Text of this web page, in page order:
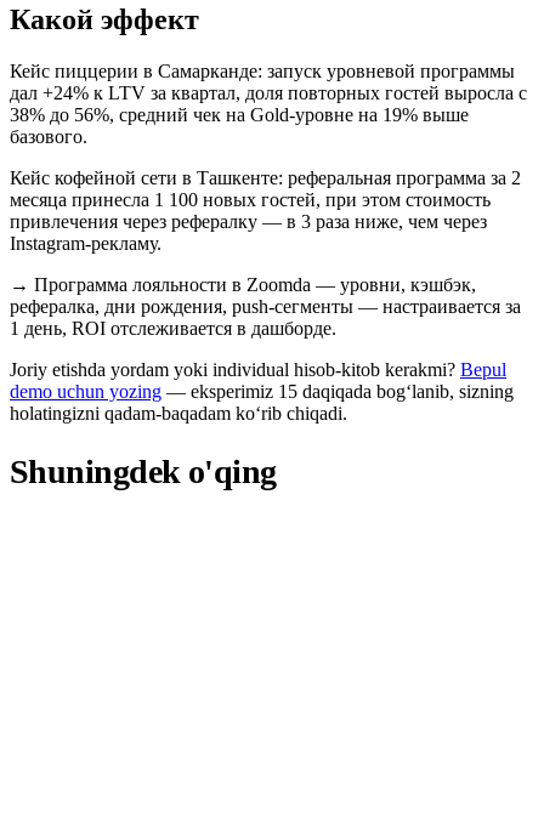
Какой эффект
Кейс пиццерии в Самарканде: запуск уровневой программы
дал +24% к LTV за квартал, доля повторных гостей выросла с
38% до 56%, средний чек на Gold-уровне на 19% выше
базового.
Кейс кофейной сети в Ташкенте: реферальная программа за 2
месяца принесла 1 100 новых гостей, при этом стоимость
привлечения через рефералку — в 3 раза ниже, чем через
Instagram-рекламу.
→ Программа лояльности в Zoomda — уровни, кэшбэк,
рефералка, дни рождения, push-сегменты — настраивается за
1 день, ROI отслеживается в дашборде.
Joriy etishda yordam yoki individual hisob-kitob kerakmi? Bepul
demo uchun yozing — eksperimiz 15 daqiqada bog‘lanib, sizning
holatingizni qadam-baqadam ko‘rib chiqadi.
Shuningdek o'qing